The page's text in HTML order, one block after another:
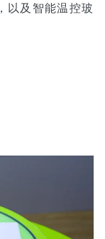
以及智能温控玻